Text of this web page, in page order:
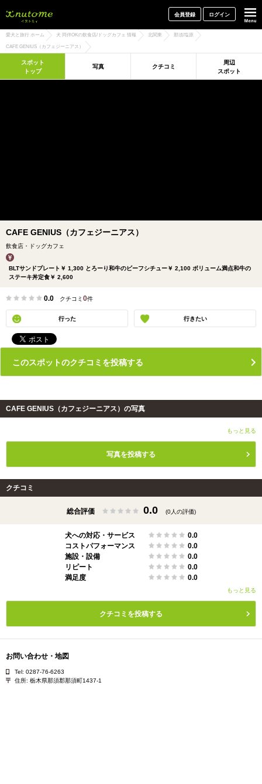
会員登録 ログイン
愛犬と旅行 ホーム 犬 同伴OKの飲食店/ドッグカフェ 情報 北関東 那須/塩原
CAFE GENIUS（カフェジーニアス）
スポット
トップ
写真 クチコミ
周辺
スポット
CAFE GENIUS（カフェジーニアス）
飲食店・ドッグカフェ
BLTサンドプレート￥ 1,300 とろーり和牛のビーフシチュー￥ 2,100 ボリューム満点和牛の
ステーキ丼定食￥ 2,600
0.0 クチコミ 0件
行った 行きたい
このスポットのクチコミを投稿する
CAFE GENIUS（カフェジーニアス）の写真
もっと見る
写真を投稿する
クチコミ
総合評価 0.0 (0人の評価)
犬への対応・サービス
0.0
コストパフォーマンス
0.0
施設・設備
0.0
リピート
0.0
満足度
0.0
もっと見る
クチコミを投稿する
お問い合わせ・地図
Tel: 0287-76-6263
住所: 栃木県那須郡那須町1437-1